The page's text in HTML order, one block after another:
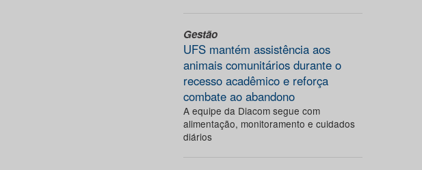
Gestão
UFS mantém assistência aos
animais comunitários durante o
recesso acadêmico e reforça
combate ao abandono
A equipe da Diacom segue com
alimentação, monitoramento e cuidados
diários